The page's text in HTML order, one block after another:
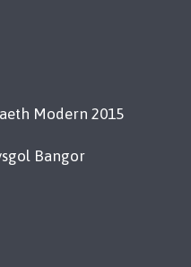
Modern 2015
Bangor